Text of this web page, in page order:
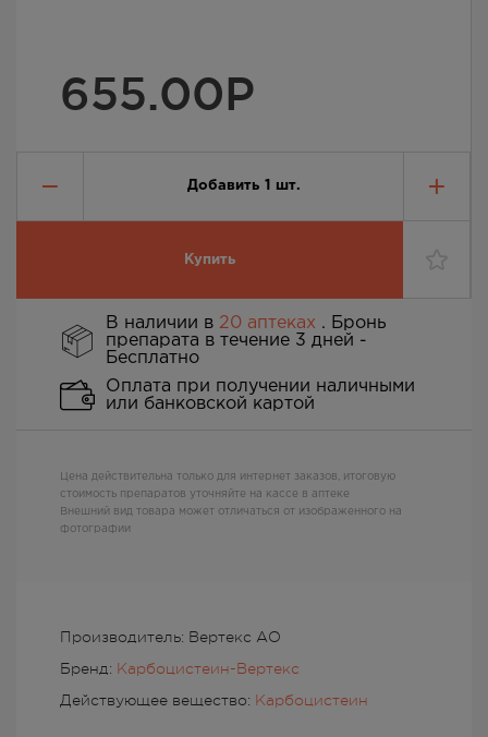
655.00Р
Добавить шт.
Купить
Производитель: Вертекс АО
Бренд: Карбоцистеин-Вертекс
Действующее вещество: Карбоцистеин
В наличии в 20 аптеках . Бронь
препарата в течение 3 дней -
Бесплатно
Оплата при получении наличными
или банковской картой
Цена действительна только для интернет заказов, итоговую
стоимость препаратов уточняйте на кассе в аптеке
Внешний вид товара может отличаться от изображенного на
фотографии